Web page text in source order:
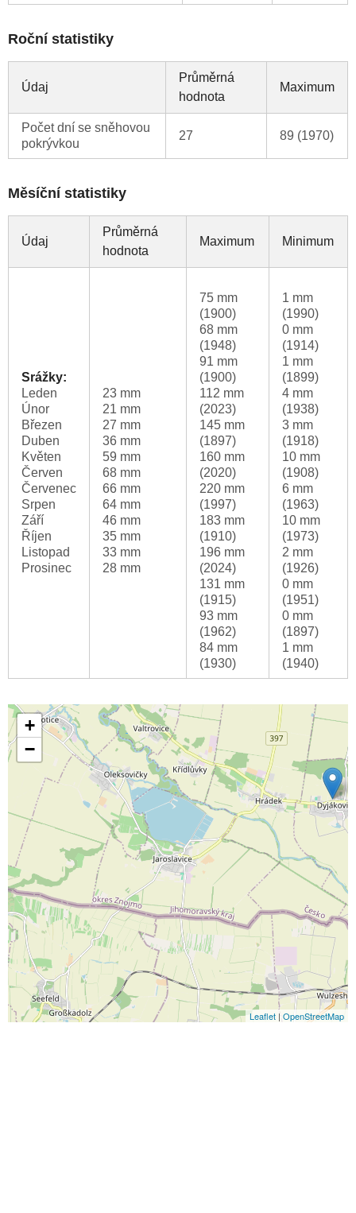
Roční statistiky
Údaj
Průměrná
hodnota
Maximum
Počet dní se sněhovou
pokrývkou
27 89 (1970)
Měsíční statistiky
Údaj
Průměrná
hodnota
Maximum Minimum
Srážky:
Leden
Únor
Březen
Duben
Květen
Červen
Červenec
Srpen
Září
Říjen
Listopad
Prosinec
23 mm
21 mm
27 mm
36 mm
59 mm
68 mm
66 mm
64 mm
46 mm
35 mm
33 mm
28 mm
75 mm
(1900)
68 mm
(1948)
91 mm
(1900)
112 mm
(2023)
145 mm
(1897)
160 mm
(2020)
220 mm
(1997)
183 mm
(1910)
196 mm
(2024)
131 mm
(1915)
93 mm
(1962)
84 mm
(1930)
1 mm
(1990)
0 mm
(1914)
1 mm
(1899)
4 mm
(1938)
3 mm
(1918)
10 mm
(1908)
6 mm
(1963)
10 mm
(1973)
2 mm
(1926)
0 mm
(1951)
0 mm
(1897)
1 mm
(1940)
+
−
Leaflet | OpenStreetMap